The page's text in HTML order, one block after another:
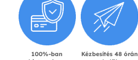
100%-ban
Kézbesítés 48 órán